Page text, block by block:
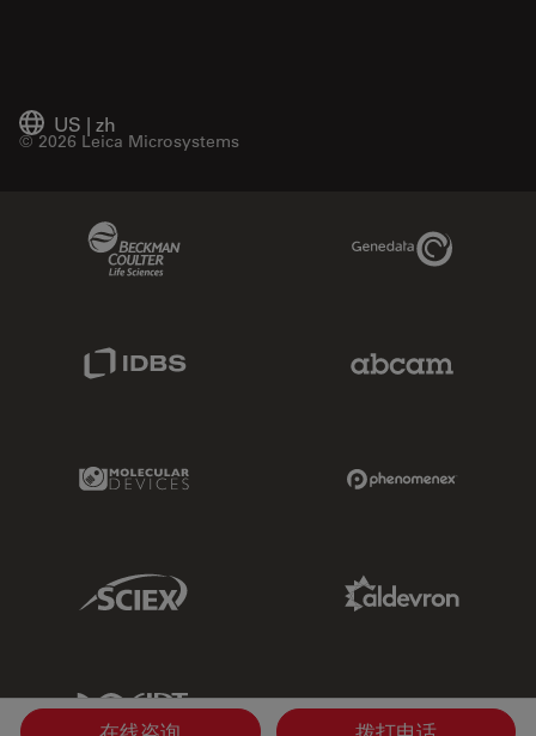
US | zh
© 2026 Leica Microsystems
Genedata Link
Molecular Devices Link
Sciex Link
IDT Link